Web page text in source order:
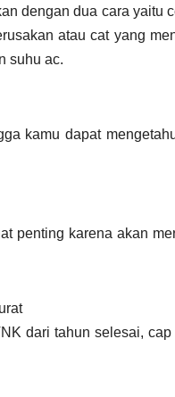
dengan dua cara yaitu
atau cat yang
suhu ac.
kamu dapat
penting karena akan
dari tahun selesai,